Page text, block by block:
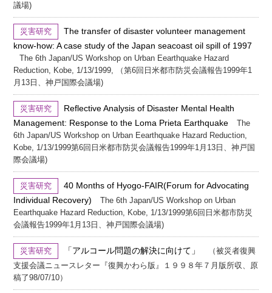
議場)
災害研究
The transfer of disaster volunteer management
know-how: A case study of the Japan seacoast oil spill of 1997
The 6th Japan/US Workshop on Urban Eearthquake Hazard
Reduction, Kobe, 1/13/1999, （第6回日米都市防災会議報告1999年1
月13日、神戸国際会議場)
災害研究
Reflective Analysis of Disaster Mental Health
Management: Response to the Loma Prieta Earthquake
The
6th Japan/US Workshop on Urban Eearthquake Hazard Reduction,
Kobe, 1/13/1999第6回日米都市防災会議報告1999年1月13日、神戸国
際会議場)
災害研究
40 Months of Hyogo-FAIR(Forum for Advocating
Individual Recovery)
The 6th Japan/US Workshop on Urban
Eearthquake Hazard Reduction, Kobe, 1/13/1999第6回日米都市防災
会議報告1999年1月13日、神戸国際会議場)
災害研究 「アルコール問題の解決に向けて」
（被災者復興
支援会議ニュースレター『復興かわら版』１９９８年７月版所収、原
稿了98/07/10）